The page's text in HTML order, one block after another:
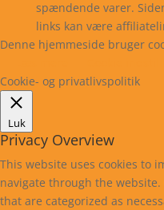
spændende varer.
links kan være
Denne hjemmeside bruger
Cookie- og privatlivspolitik
Luk
Privacy Overview
This website uses cookies to
navigate through the
that are categorized as